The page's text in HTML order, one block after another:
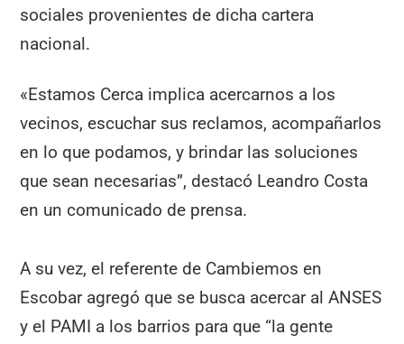
sociales provenientes de dicha cartera
nacional.
«Estamos Cerca implica acercarnos a los
vecinos, escuchar sus reclamos, acompañarlos
en lo que podamos, y brindar las soluciones
que sean necesarias”, destacó Leandro Costa
en un comunicado de prensa.
A su vez, el referente de Cambiemos en
Escobar agregó que se busca acercar al ANSES
y el PAMI a los barrios para que “la gente